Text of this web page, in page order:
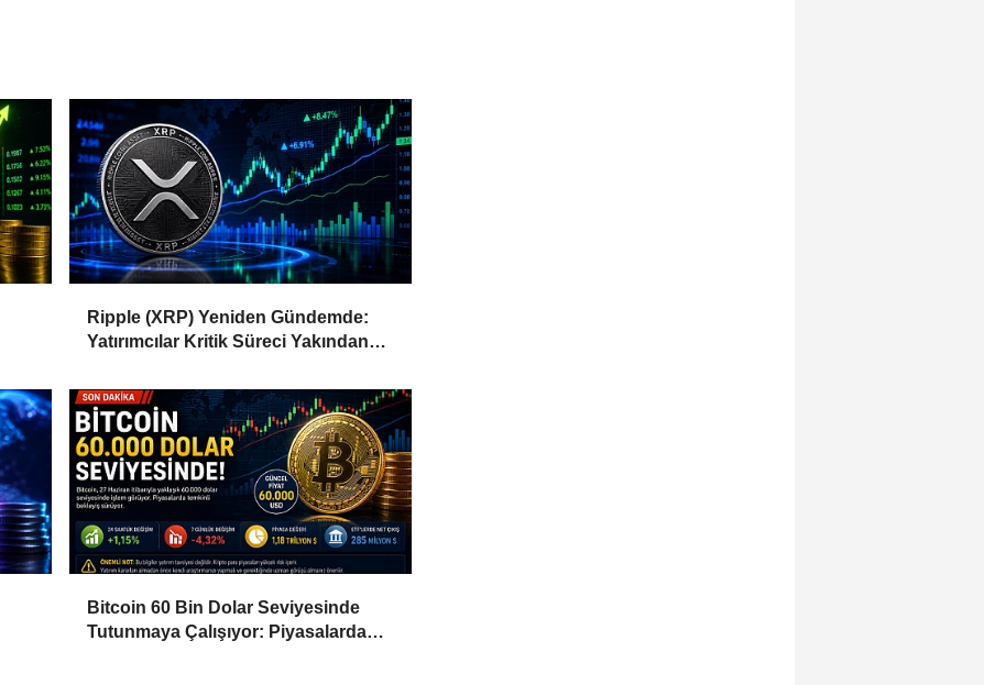
Ripple (XRP) Yeniden Gündemde:
Yatırımcılar Kritik Süreci Yakından
Bitcoin 60 Bin Dolar Seviyesinde
Tutunmaya Çalışıyor: Piyasalarda